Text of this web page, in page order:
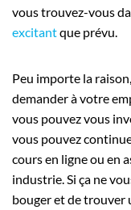
vous trouvez-vous
excitantque prévu.
Peu importe la
demander à votre
vous pouvez vous
vous pouvez
cours en ligne ou en
industrie. Si ça ne
bouger et de trouver